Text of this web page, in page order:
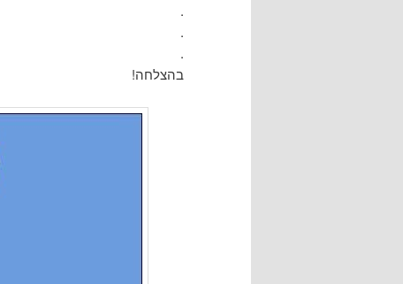
.
.
.
בהצלחה!